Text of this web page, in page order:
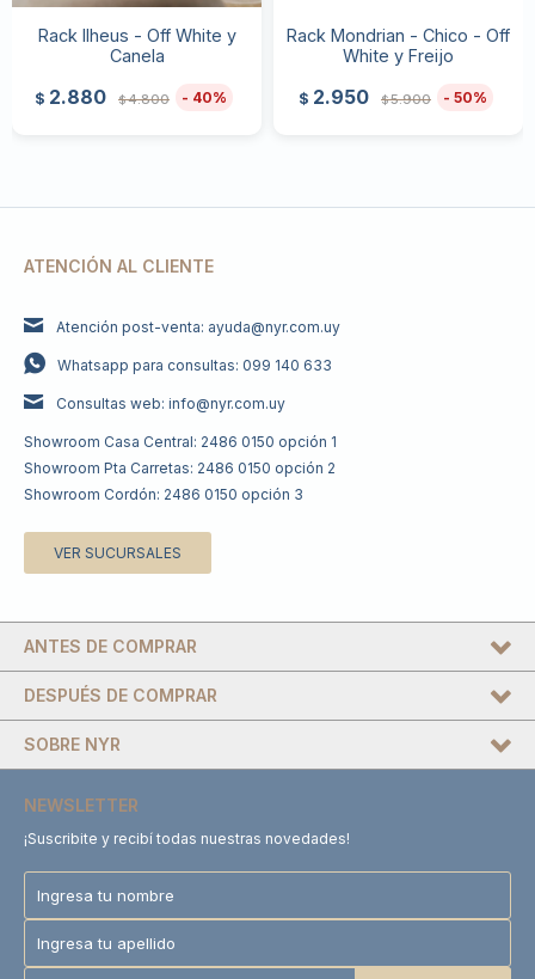
Rack Ilheus - Off White y
Canela
$ 2.880 $4.800 40
Rack Mondrian - Chico - Off
White y Freijo
$ 2.950 $5.900 50
ATENCIÓN AL CLIENTE
Atención post-venta: ayuda@nyr.com.uy
Whatsapp para consultas: 099 140 633
Consultas web: info@nyr.com.uy
Showroom Casa Central: 2486 0150 opción 1
Showroom Pta Carretas: 2486 0150 opción 2
Showroom Cordón: 2486 0150 opción 3
VER SUCURSALES
DESPUÉS DE COMPRAR
SOBRE NYR
ANTES DE COMPRAR
NEWSLETTER
¡Suscribite y recibí todas nuestras novedades!